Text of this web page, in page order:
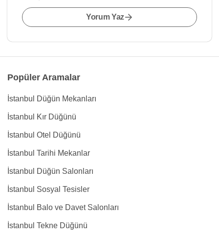
Yorum Yaz
Popüler Aramalar
İstanbul Düğün Mekanları
İstanbul Kır Düğünü
İstanbul Otel Düğünü
İstanbul Tarihi Mekanlar
İstanbul Düğün Salonları
İstanbul Sosyal Tesisler
İstanbul Balo ve Davet Salonları
İstanbul Tekne Düğünü